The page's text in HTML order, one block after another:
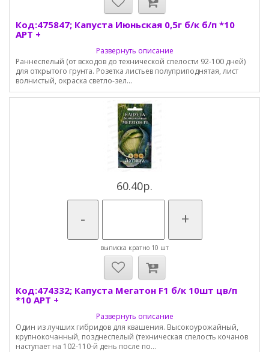
Код:475847; Капуста Июньская 0,5г б/к б/п *10
АРТ +
Развернуть описание
Раннеспелый (от всходов до технической спелости 92-100 дней)
для открытого грунта. Розетка листьев полуприподнятая, лист
волнистый, окраска светло-зел...
60.40р.
- +
выписка кратно 10 шт
Код:474332; Капуста Мегатон F1 б/к 10шт цв/п
*10 АРТ +
Развернуть описание
Один из лучших гибридов для квашения. Высокоурожайный,
крупнокочанный, позднеспелый (техническая спелость кочанов
наступает на 102-110-й день после по...